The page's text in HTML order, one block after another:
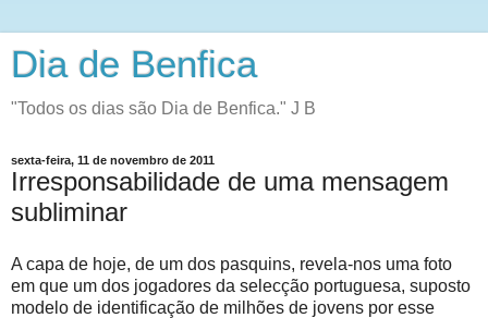
Dia de Benfica
"Todos os dias são Dia de Benfica." J B
sexta-feira, 11 de novembro de 2011
Irresponsabilidade de uma mensagem
subliminar
A capa de hoje, de um dos pasquins, revela-nos uma foto
em que um dos jogadores da selecção portuguesa, suposto
modelo de identificação de milhões de jovens por esse